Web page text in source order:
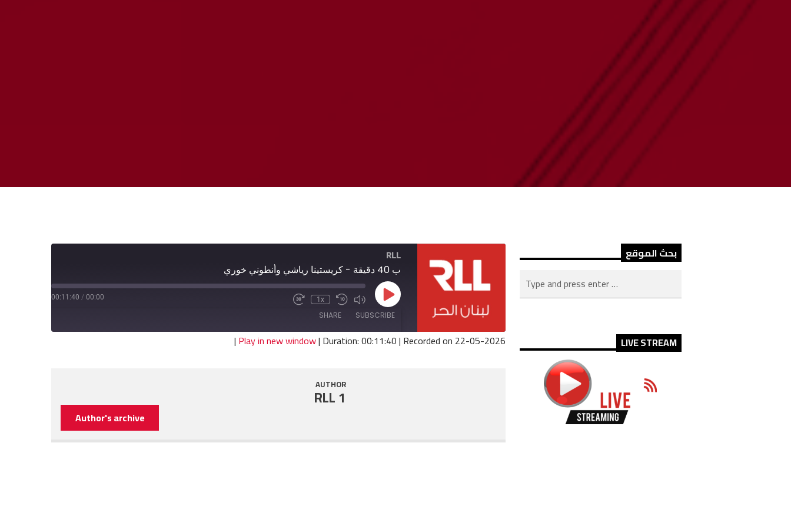
RLL
ب 40 دقيقة - كريستينا رياشي وأنطوني خوري
Play
Episode
Mute/Unmute
Episode
Rewind
10
1x
Fast
seconds
00:00
/
00:11:40
SUBSCRIBE
SHARE
| Play in new window| Duration: 00:11:40| Recorded on 22-05-2026
AUTHOR
RLL 1
Author's archive
بحث الموقع
LIVE STREAM